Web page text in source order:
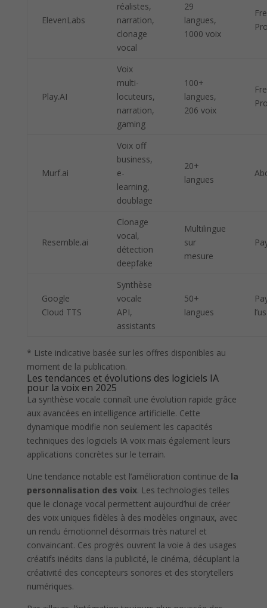
ElevenLabs
réalistes,
narration,
clonage
vocal
29
langues,
1000 voix
Play.AI
Voix
multi-
locuteurs,
narration,
gaming
100+
langues,
206 voix
Murf.ai
Voix off
business,
e-
learning,
doublage
20+
langues
Resemble.ai
Clonage
vocal,
détection
deepfake
Multilingue
sur
mesure
Google
Cloud TTS
Synthèse
vocale
API,
assistants
50+
langues
* Liste indicative basée sur les offres disponibles au
moment de la publication.
Les tendances et évolutions des logiciels IA
pour la voix en 2025
La synthèse vocale connaît une évolution rapide grâce
aux avancées en intelligence artificielle. Cette
dynamique modifie non seulement les capacités
techniques des logiciels IA voix mais également leurs
applications concrètes sur le terrain.
Une tendance notable est l’amélioration continue de la
personnalisation des voix. Les technologies telles
que le clonage vocal permettent aujourd’hui de créer
des voix uniques fidèles à des modèles originaux, avec
un rendu émotionnel désormais très naturel et
convaincant. Ces progrès ouvrent la voie à des usages
créatifs inédits dans la publicité, le cinéma, décuplant la
créativité des concepteurs sonores et des storytellers
numériques.